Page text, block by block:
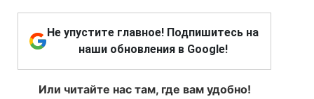
Не упустите главное! Подпишитесь на
наши обновления в Google!
Или читайте нас там, где вам удобно!